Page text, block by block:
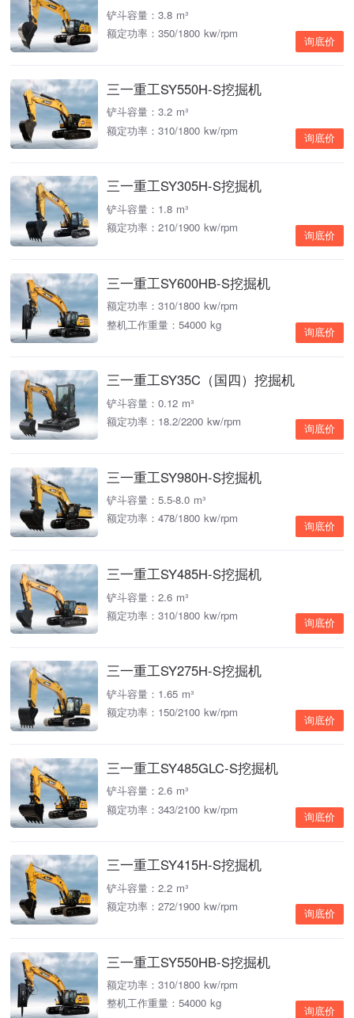
铲斗容量：3.8 m³
额定功率：350/1800 kw/rpm
询底价
三一重工SY550H-S挖掘机
铲斗容量：3.2 m³
额定功率：310/1800 kw/rpm
询底价
三一重工SY305H-S挖掘机
铲斗容量：1.8 m³
额定功率：210/1900 kw/rpm
询底价
三一重工SY600HB-S挖掘机
额定功率：310/1800 kw/rpm
整机工作重量：54000 kg
询底价
三一重工SY35C（国四）挖掘机
铲斗容量：0.12 m³
额定功率：18.2/2200 kw/rpm
询底价
三一重工SY980H-S挖掘机
铲斗容量：5.5-8.0 m³
额定功率：478/1800 kw/rpm
询底价
三一重工SY485H-S挖掘机
铲斗容量：2.6 m³
额定功率：310/1800 kw/rpm
询底价
三一重工SY275H-S挖掘机
铲斗容量：1.65 m³
额定功率：150/2100 kw/rpm
询底价
三一重工SY485GLC-S挖掘机
铲斗容量：2.6 m³
额定功率：343/2100 kw/rpm
询底价
三一重工SY415H-S挖掘机
铲斗容量：2.2 m³
额定功率：272/1900 kw/rpm
询底价
三一重工SY550HB-S挖掘机
额定功率：310/1800 kw/rpm
整机工作重量：54000 kg
询底价